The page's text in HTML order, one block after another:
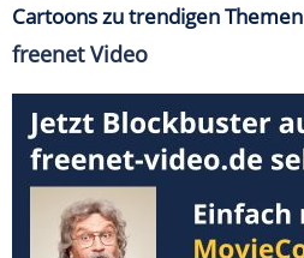
Cartoons zu trendigen Themen
freenet Video